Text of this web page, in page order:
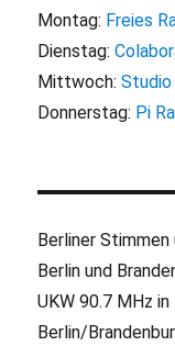
Montag: Freies
Dienstag:
Mittwoch:Studio
Donnerstag: Pi
Berliner
Berlin und
UKW 90.7 MHz
Berlin/